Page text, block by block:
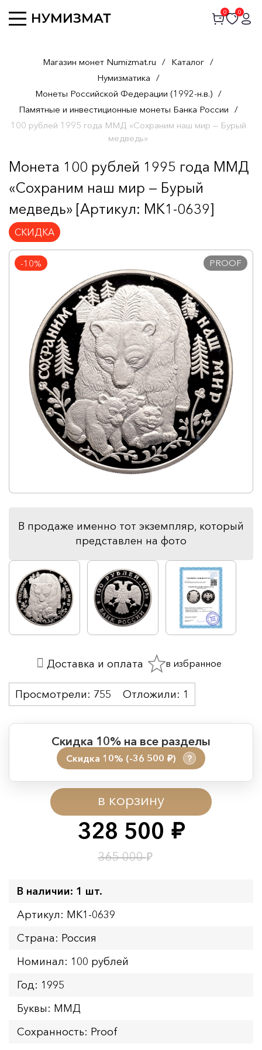
0 0
Магазин монет Numizmat.ru / Каталог /
Нумизматика /
Монеты Российской Федерации (1992-н.в.) /
Памятные и инвестиционные монеты Банка России /
100 рублей 1995 года ММД «Сохраним наш мир — Бурый
медведь»
Монета 100 рублей 1995 года ММД
«Сохраним наш мир — Бурый
медведь» [Артикул: MK1-0639]
СКИДКА
-10% PROOF
В продаже именно тот экземпляр, который
представлен на фото
328 500 руб.
365 000₽
в корзину
Скидка 10% на все разделы
Скидка 10% (-36 500 руб.) ?
Период действия акции:
Начало:
08.08.2026 00:01
Окончание:
09.08.2026 23:59
Время до окончания:
Просмотрели: 755 Отложили: 1
Доставка и оплата в избранное
В наличии: 1 шт.
Артикул: MK1-0639
Страна: Россия
Номинал: 100 рублей
Год: 1995
Буквы: ММД
Сохранность: Proof